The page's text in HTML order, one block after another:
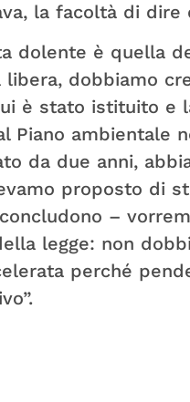
la facoltà di dire
dolente è quella
libera, dobbiamo
è stato istituito e
Piano ambientale
da due anni,
proposto di
–
legge: non
perché